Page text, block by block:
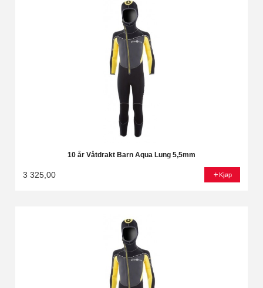
10 år Våtdrakt Barn Aqua Lung 5,5mm
3 325,00 Kjøp